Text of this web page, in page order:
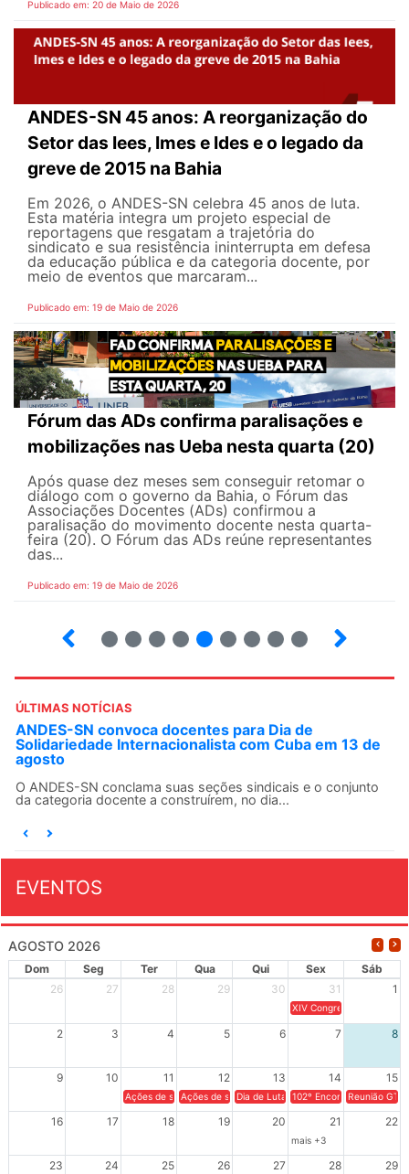
Publicado em: 20 de Maio de 2026
ANDES-SN 45 anos: A reorganização do
Setor das Iees, Imes e Ides e o legado da
greve de 2015 na Bahia
Em 2026, o ANDES-SN celebra 45 anos de luta.
Esta matéria integra um projeto especial de
reportagens que resgatam a trajetória do
sindicato e sua resistência ininterrupta em defesa
da educação pública e da categoria docente, por
meio de eventos que marcaram...
Publicado em: 19 de Maio de 2026
Fórum das ADs confirma paralisações e
mobilizações nas Ueba nesta quarta (20)
Após quase dez meses sem conseguir retomar o
diálogo com o governo da Bahia, o Fórum das
Associações Docentes (ADs) confirmou a
paralisação do movimento docente nesta quarta-
feira (20). O Fórum das ADs reúne representantes
das...
Publicado em: 19 de Maio de 2026
ÚLTIMAS NOTÍCIAS
ANDES-SN convoca docentes para Dia de
Solidariedade Internacionalista com Cuba em 13 de
agosto
O ANDES-SN conclama suas seções sindicais e o conjunto
da categoria docente a construírem, no dia...
EVENTOS
AGOSTO 2026
Dom Seg Ter Qua Qui Sex
Sáb
26
27 28 29 30 31 1
XIV Congresso Brasileiro
2 3 4 5 6 7 8
9 10 11 12 13 14 15
Ações de solidariedade a Cuba no Rio Grande do Sul - 100
Ações de solidariedade a Cuba no Rio Grande do
Dia de Luta em Defesa de Cuba e da
102º Encontro da
Reunião
16 17 18 19 20 21 22
mais +3
23 24 25 26 27 28 29